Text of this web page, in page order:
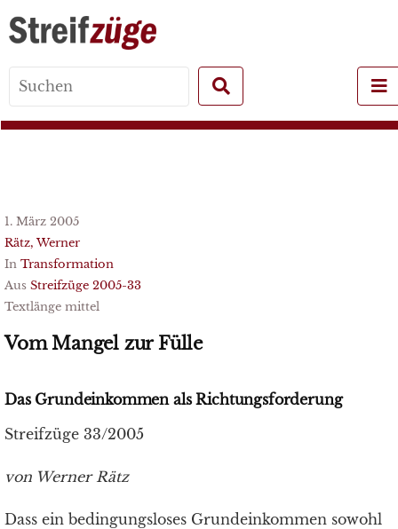
for:
1. März 2005
Rätz, Werner
In Transformation
Aus Streifzüge 2005-33
Textlänge mittel
Vom Mangel zur Fülle
Das Grundeinkommen als Richtungsforderung
Streifzüge 33/2005
von Werner Rätz
Dass ein bedingungsloses Grundeinkommen sowohl